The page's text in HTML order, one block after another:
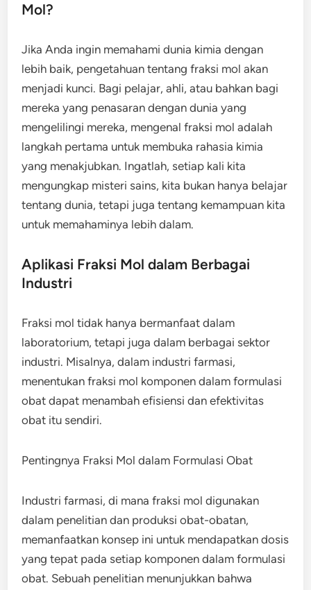
Mol?
Jika Anda ingin memahami dunia kimia dengan
lebih baik, pengetahuan tentang fraksi mol akan
menjadi kunci. Bagi pelajar, ahli, atau bahkan bagi
mereka yang penasaran dengan dunia yang
mengelilingi mereka, mengenal fraksi mol adalah
langkah pertama untuk membuka rahasia kimia
yang menakjubkan. Ingatlah, setiap kali kita
mengungkap misteri sains, kita bukan hanya belajar
tentang dunia, tetapi juga tentang kemampuan kita
untuk memahaminya lebih dalam.
Aplikasi Fraksi Mol dalam Berbagai
Industri
Fraksi mol tidak hanya bermanfaat dalam
laboratorium, tetapi juga dalam berbagai sektor
industri. Misalnya, dalam industri farmasi,
menentukan fraksi mol komponen dalam formulasi
obat dapat menambah efisiensi dan efektivitas
obat itu sendiri.
Pentingnya Fraksi Mol dalam Formulasi Obat
Industri farmasi, di mana fraksi mol digunakan
dalam penelitian dan produksi obat-obatan,
memanfaatkan konsep ini untuk mendapatkan dosis
yang tepat pada setiap komponen dalam formulasi
obat. Sebuah penelitian menunjukkan bahwa